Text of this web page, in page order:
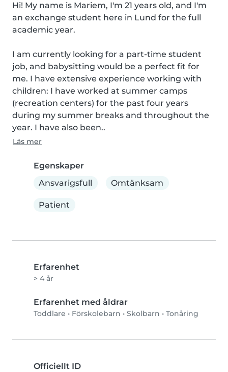
Hi! My name is Mariem, I'm 21 years old, and I'm
an exchange student here in Lund for the full
academic year.
I am currently looking for a part-time student
job, and babysitting would be a perfect fit for
me. I have extensive experience working with
children: I have worked at summer camps
(recreation centers) for the past four years
during my summer breaks and throughout the
year. I have also been..
Läs mer
Egenskaper
Ansvarigsfull
Omtänksam
Patient
Erfarenhet
> 4 år
Erfarenhet med åldrar
Toddlare • Förskolebarn • Skolbarn • Tonåring
Officiellt ID